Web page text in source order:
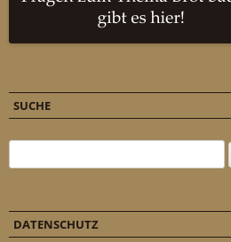
SUCHE
DATENSCHUTZ